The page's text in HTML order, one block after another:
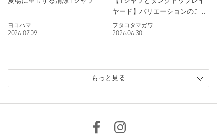
ヨコハマ
2026.07.09
ヤード】バリエーションのご紹
介
フタコタマガワ
2026.06.30
もっと見る